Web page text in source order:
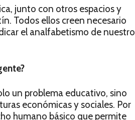
junto con otros espacios y
Todos ellos creen necesario
el analfabetismo de nuestro
un problema educativo, sino
económicas y sociales. Por
humano básico que permite